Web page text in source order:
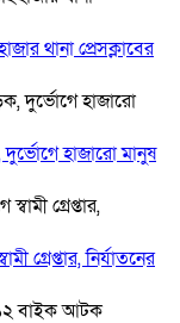
থানা প্রেসক্লাবের
হাজারো মানুষ
গ্রেপ্তার, নির্যাতনের